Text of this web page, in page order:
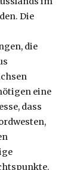
Die
die
eine
dass